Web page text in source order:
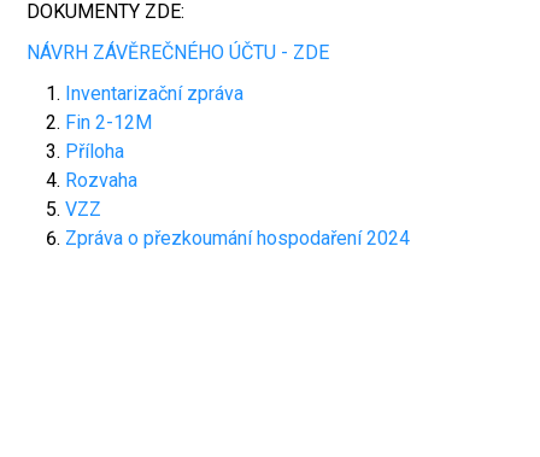
DOKUMENTY ZDE:
NÁVRH ZÁVĚREČNÉHO ÚČTU - ZDE
Inventarizační zpráva
Fin 2-12M
Příloha
Rozvaha
VZZ
Zpráva o přezkoumání hospodaření 2024